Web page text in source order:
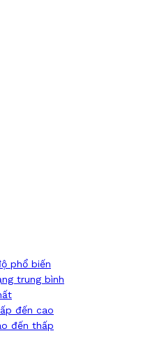
phổ biến
trung bình
đến cao
đến thấp